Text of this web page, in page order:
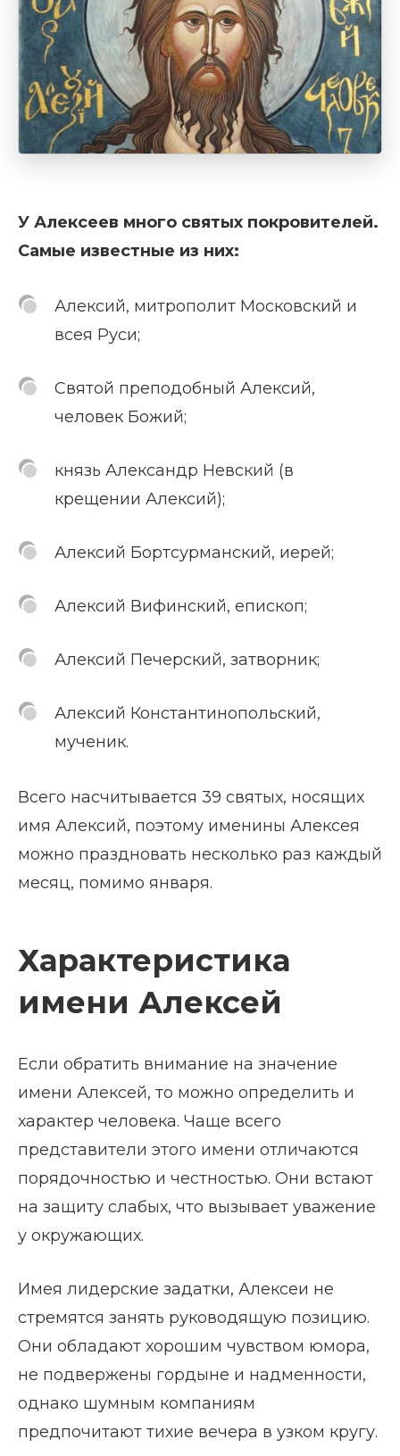
У Алексеев много святых покровителей.
Самые известные из них:
Алексий, митрополит Московский и
всея Руси;
Святой преподобный Алексий,
человек Божий;
князь Александр Невский (в
крещении Алексий);
Алексий Бортсурманский, иерей;
Алексий Вифинский, епископ;
Алексий Печерский, затворник;
Алексий Константинопольский,
мученик.
Всего насчитывается 39 святых, носящих
имя Алексий, поэтому именины Алексея
можно праздновать несколько раз каждый
месяц, помимо января.
Характеристика
имени Алексей
Если обратить внимание на значение
имени Алексей, то можно определить и
характер человека. Чаще всего
представители этого имени отличаются
порядочностью и честностью. Они встают
на защиту слабых, что вызывает уважение
у окружающих.
Имея лидерские задатки, Алексеи не
стремятся занять руководящую позицию.
Они обладают хорошим чувством юмора,
не подвержены гордыне и надменности,
однако шумным компаниям
предпочитают тихие вечера в узком кругу.